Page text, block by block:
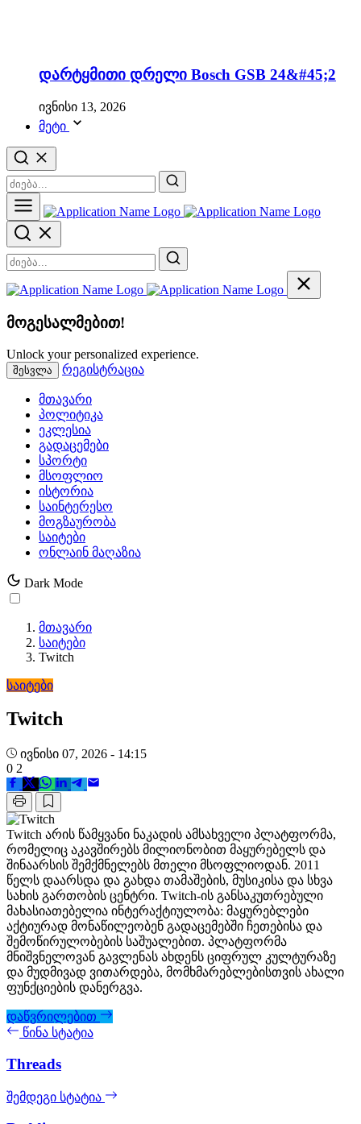
დარტყმითი დრელი Bosch GSB 24&#45;2
ივნისი 13, 2026
მეტი
მოგესალმებით!
Unlock your personalized experience.
შესვლა რეგისტრაცია
მთავარი
პოლიტიკა
ეკლესია
გადაცემები
სპორტი
მსოფლიო
ისტორია
საინტერესო
მოგზაურობა
საიტები
ონლაინ მაღაზია
Dark Mode
მთავარი
საიტები
Twitch
საიტები
Twitch
ივნისი 07, 2026 - 14:15
0 2
Twitch არის წამყვანი ნაკადის ამსახველი პლატფორმა,
რომელიც აკავშირებს მილიონობით მაყურებელს და
შინაარსის შემქმნელებს მთელი მსოფლიოდან. 2011
წელს დაარსდა და გახდა თამაშების, მუსიკისა და სხვა
სახის გართობის ცენტრი. Twitch-ის განსაკუთრებული
მახასიათებელია ინტერაქტიულობა: მაყურებლები
აქტიურად მონაწილეობენ გადაცემებში ჩეთებისა და
შემოწირულობების საშუალებით. პლატფორმა
მნიშვნელოვან გავლენას ახდენს ციფრულ კულტურაზე
და მუდმივად ვითარდება, მომხმარებლებისთვის ახალი
ფუნქციების დანერგვა.
დაწვრილებით
წინა სტატია
Threads
შემდეგი სტატია